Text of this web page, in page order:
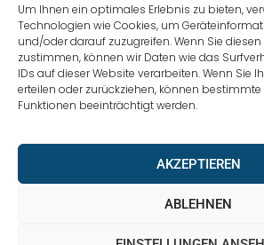
Um Ihnen ein optimales Erlebnis zu bieten,
Technologien wie Cookies, um
und/oder darauf zuzugreifen. Wenn Sie
zustimmen, können wir Daten wie das
IDs auf dieser Website verarbeiten. Wenn Sie
erteilen oder zurückziehen, können
Funktionen beeinträchtigt werden.
AKZEPTIEREN
ABLEHNEN
0228 / 915 614 81
klaus.buhl@libra-invest.de